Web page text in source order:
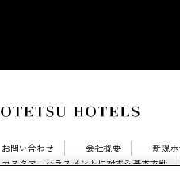
お問い合わせ 会社概要 新規
カスタマーハラスメントに対する基本方針